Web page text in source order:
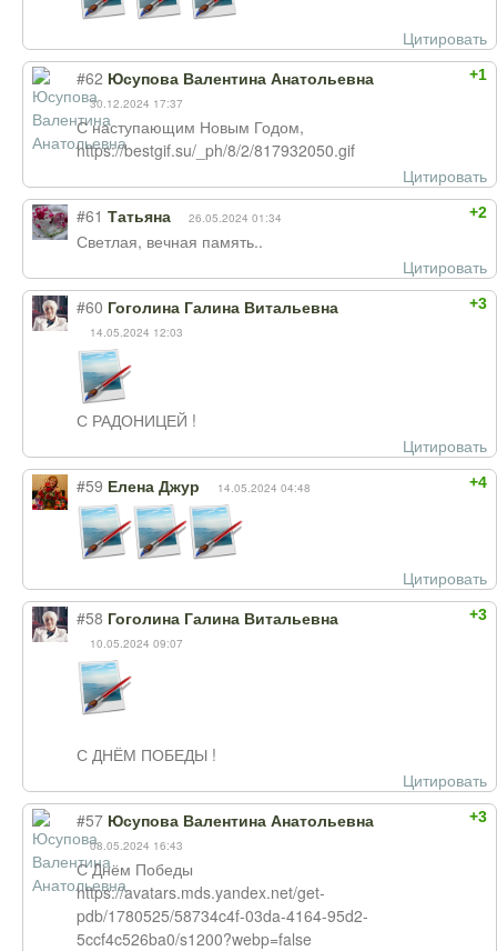
Цитировать
+1
#62 Юсупова Валентина Анатольевна
30.12.2024 17:37
С наступающим Новым Годом,
https://bestgif.su/_ph/8/2/817932050.gif
Цитировать
+2
#61 Татьяна 26.05.2024 01:34
Светлая, вечная память..
Цитировать
+3
#60 Гоголина Галина Витальевна
14.05.2024 12:03
С РАДОНИЦЕЙ !
Цитировать
+4
#59 Елена Джур 14.05.2024 04:48
Цитировать
+3
#58 Гоголина Галина Витальевна
10.05.2024 09:07
С ДНЁМ ПОБЕДЫ !
Цитировать
+3
#57 Юсупова Валентина Анатольевна
08.05.2024 16:43
С Днём Победы
https://avatars.mds.yandex.net/get-
pdb/1780525/58734c4f-03da-4164-95d2-
5ccf4c526ba0/s1200?webp=false